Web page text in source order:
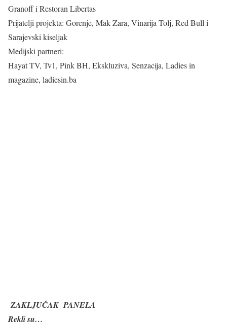
Granoff i Restoran Libertas
Prijatelji projekta: Gorenje, Mak Zara, Vinarija Tolj, Red Bull i
Sarajevski kiseljak
Medijski partneri:
Hayat TV, Tv1, Pink BH, Ekskluziva, Senzacija, Ladies in
magazine, ladiesin.ba
ZAKLJUČAK PANELA
Rekli su…